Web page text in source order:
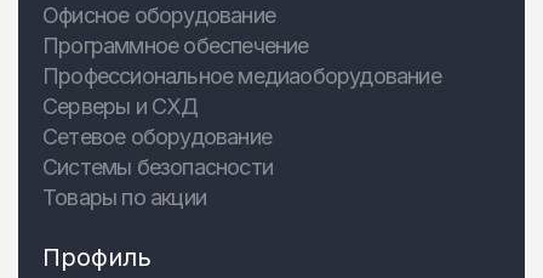
Офисное оборудование
Программное обеспечение
Профессиональное медиаоборудование
Серверы и СХД
Сетевое оборудование
Системы безопасности
Товары по акции
Профиль